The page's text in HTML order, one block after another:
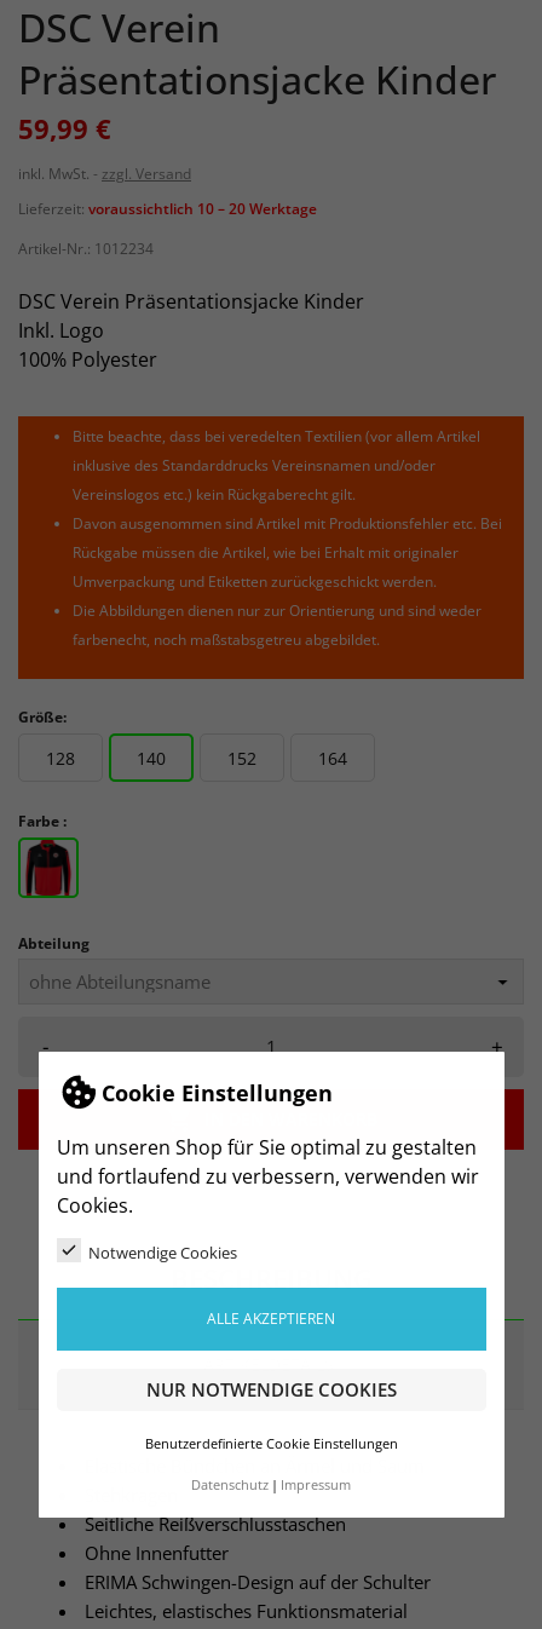
Cookie Einstellungen
Um unseren Shop für Sie optimal zu gestalten
und fortlaufend zu verbessern, verwenden wir
Cookies.
Notwendige Cookies
ALLE AKZEPTIEREN
NUR NOTWENDIGE COOKIES
Benutzerdefinierte Cookie Einstellungen
Datenschutz Impressum
DSC Verein
Präsentationsjacke Kinder
59,99 €
inkl. MwSt.
zzgl. Versand
Lieferzeit: voraussichtlich 10 – 20 Werktage
Artikel-Nr.: 1012234
DSC Verein Präsentationsjacke Kinder
Inkl. Logo
100% Polyester
Bitte beachte, dass bei veredelten Textilien (vor allem Artikel
inklusive des Standarddrucks Vereinsnamen und/oder
Vereinslogos etc.) kein Rückgaberecht gilt.
Davon ausgenommen sind Artikel mit Produktionsfehler etc. Bei
Rückgabe müssen die Artikel, wie bei Erhalt mit originaler
Umverpackung und Etiketten zurückgeschickt werden.
Die Abbildungen dienen nur zur Orientierung und sind weder
farbenecht, noch maßstabsgetreu abgebildet.
Größe:
128 140 152 164
Farbe :
Abteilung
- +
Seitliche Reißverschlusstaschen
Ohne Innenfutter
ERIMA Schwingen-Design auf der Schulter
Leichtes, elastisches Funktionsmaterial